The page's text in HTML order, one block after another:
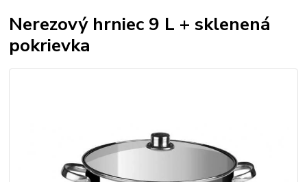
Nerezový hrniec 9 L + sklenená
pokrievka